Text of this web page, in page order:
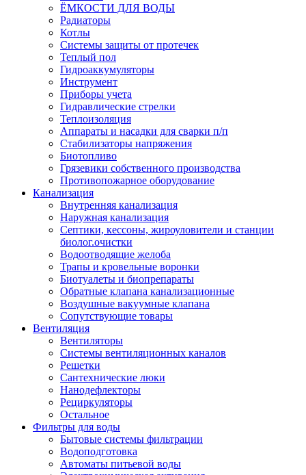
ЁМКОСТИ ДЛЯ ВОДЫ
Радиаторы
Котлы
Системы защиты от протечек
Теплый пол
Гидроаккумуляторы
Инструмент
Приборы учета
Гидравлические стрелки
Теплоизоляция
Аппараты и насадки для сварки п/п
Стабилизаторы напряжения
Биотопливо
Грязевики собственного производства
Противопожарное оборудование
Канализация
Внутренняя канализация
Наружная канализация
Септики, кессоны, жироуловители и станции
биолог.очистки
Водоотводящие желоба
Трапы и кровельные воронки
Биотуалеты и биопрепараты
Обратные клапана канализационные
Воздушные вакуумные клапана
Сопутствующие товары
Вентиляция
Вентиляторы
Системы вентиляционных каналов
Решетки
Сантехнические люки
Нанодефлекторы
Рециркуляторы
Остальное
Фильтры для воды
Бытовые системы фильтрации
Водоподготовка
Автоматы питьевой воды